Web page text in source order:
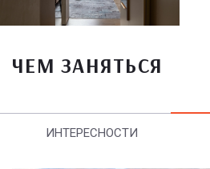
ЧЕМ ЗАНЯТЬСЯ
ИНТЕРЕСНОСТИ